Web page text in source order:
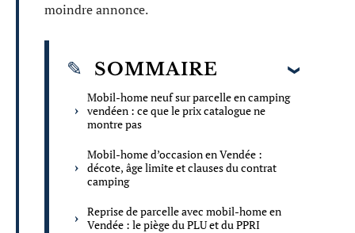
moindre annonce.
SOMMAIRE
Mobil-home neuf sur parcelle en camping
vendéen : ce que le prix catalogue ne
montre pas
Mobil-home d’occasion en Vendée :
décote, âge limite et clauses du contrat
camping
Reprise de parcelle avec mobil-home en
Vendée : le piège du PLU et du PPRI